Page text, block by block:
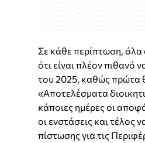
Σε κάθε περίπτωση, όλα
ότι είναι πλέον πιθανό
του 2025, καθώς πρώτα
«Αποτελέσµατα
κάποιες ηµέρες οι
οι ενστάσεις και τέλος
πίστωσης για τις